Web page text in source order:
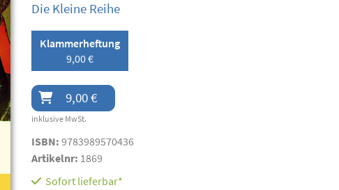
Die Kleine Reihe
Klammerheftung
9,00 €
9,00 €
inklusive MwSt.
ISBN: 9783989570436
Artikelnr: 1869
Sofort lieferbar*